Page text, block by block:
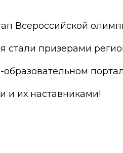
Всероссийской
стали призерами
и их наставниками!